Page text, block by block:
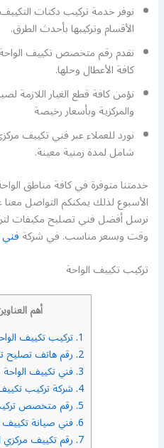
نوفر خدمة تركيب دكتات
الأقسام وتركيبها بأحدث الطرق.
نقدم رقم متخصص تكييف
كافة الأعطال وحلها.
نؤمن كافة قطع الغيار اللازمة
والمركزية وبأسعار رخيصة
نورد للعملاء عبر فني تكييف
شامل لمدة زمنية معينة.
خدمتنا متوفرة في كافة مناطق
الأسبوع لذلك يمكنكم التواصل
نرسل أفضل فني تصليح مكيفات
وقت وبسعر مناسب. في شركة
تركيب تكييف الواحة
أهم
1. تركيب تكييف
2. رقم هاتف تصليح
3. فني تكييف الواحة
4. شركة تركيب
5. رقم متخصص
6. فني صيانة تكييف
7. رقم تكييف مركزي